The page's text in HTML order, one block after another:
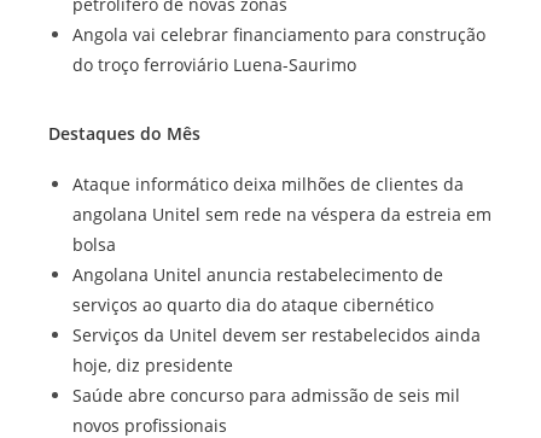
Angola vai celebrar financiamento para construção
do troço ferroviário Luena-Saurimo
Destaques do Mês
Ataque informático deixa milhões de clientes da
angolana Unitel sem rede na véspera da estreia em
bolsa
Angolana Unitel anuncia restabelecimento de
serviços ao quarto dia do ataque cibernético
Serviços da Unitel devem ser restabelecidos ainda
hoje, diz presidente
Saúde abre concurso para admissão de seis mil
novos profissionais